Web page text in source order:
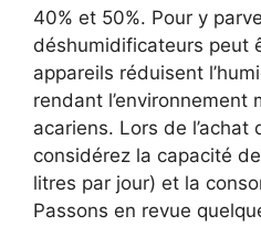
40% et 50%. Pour y
déshumidificateurs peut
appareils réduisent
rendant l’environnement
acariens. Lors de l’achat
considérez la capacité
litres par jour) et la
Passons en revue